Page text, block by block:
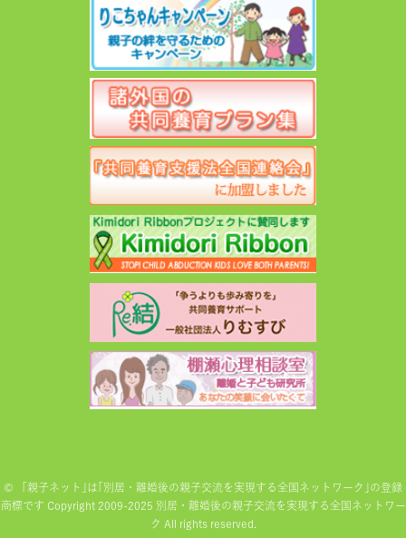
© 「親子ネット｣は｢別居・離婚後の親子交流を実現する全国ネットワーク｣の登録
商標です Copyright 2009-2025 別居・離婚後の親子交流を実現する全国ネットワー
ク All rights reserved.